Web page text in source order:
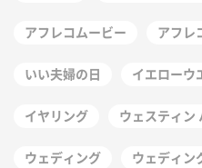
アフレコムービー アフレ
いい夫婦の日 イエローウ
イヤリング ウェスティン
ウェディング ウェディン